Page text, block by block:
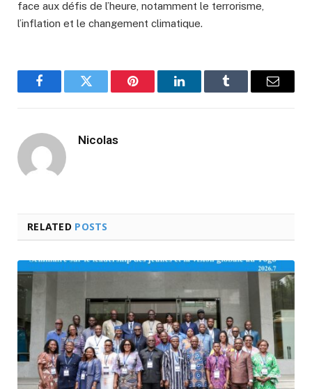
face aux défis de l’heure, notamment le terrorisme,
l’inflation et le changement climatique.
FacebookTwitter Pinterest LinkedInTumblr Email
Nicolas
RELATED POSTS